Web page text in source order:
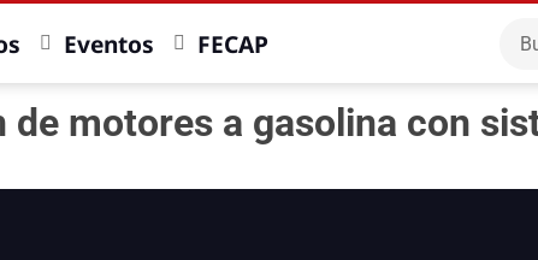
Eventos FECAP
de motores a gasolina con